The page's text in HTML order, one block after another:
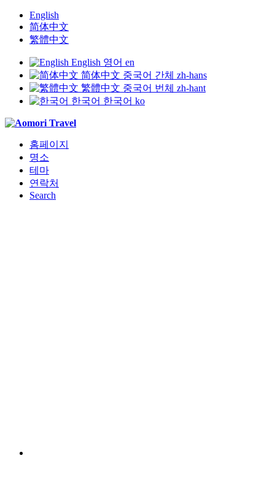
English
简体中文
繁體中文
English 영어 en
简体中文 중국어 간체 zh-hans
繁體中文 중국어 번체 zh-hant
한국어 한국어 ko
홈페이지
명소
테마
연락처
Search